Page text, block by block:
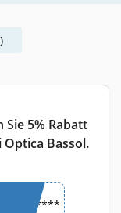
5% Rabatt
Bassol.
****